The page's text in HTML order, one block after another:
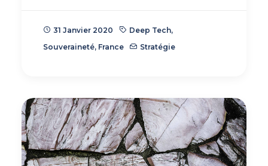
31 Janvier 2020 Deep Tech,
Souveraineté, France Stratégie